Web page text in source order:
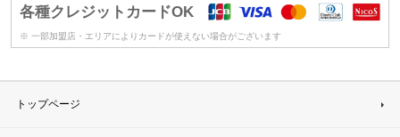
各種クレジットカードOK
※ 一部加盟店・エリアによりカードが使えない場合がございます
トップページ